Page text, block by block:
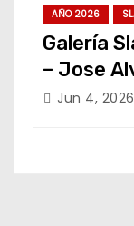
AÑO 2026
Galería
– Jose
Jun 4, 2026